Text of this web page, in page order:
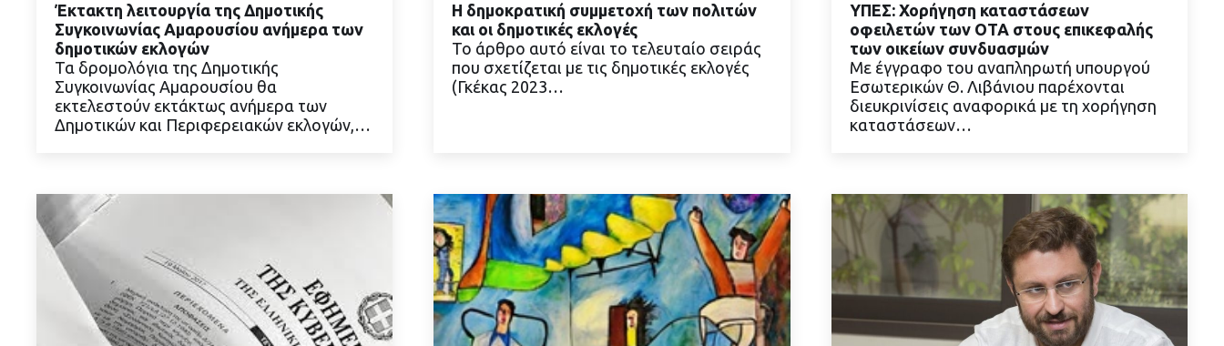
ΔΙΑΒΑΣΤΕ ΠΕΡΙΣΣΟΤΕΡΑ
Έκτακτη λειτουργία της Δημοτικής
Συγκοινωνίας Αμαρουσίου ανήμερα των
δημοτικών εκλογών
Τα δρομολόγια της Δημοτικής
Συγκοινωνίας Αμαρουσίου θα
εκτελεστούν εκτάκτως ανήμερα των
Δημοτικών και Περιφερειακών εκλογών,…
ΔΙΑΒΑΣΤΕ ΠΕΡΙΣΣΟΤΕΡΑ
Η δημοκρατική συμμετοχή των πολιτών
και οι δημοτικές εκλογές
Το άρθρο αυτό είναι το τελευταίο σειράς
που σχετίζεται με τις δημοτικές εκλογές
(Γκέκας 2023…
ΔΙΑΒΑΣΤΕ ΠΕΡΙΣΣΟΤΕΡΑ
ΥΠΕΣ: Χορήγηση καταστάσεων
οφειλετών των ΟΤΑ στους επικεφαλής
των οικείων συνδυασμών
Με έγγραφο του αναπληρωτή υπουργού
Εσωτερικών Θ. Λιβάνιου παρέχονται
διευκρινίσεις αναφορικά με τη χορήγηση
καταστάσεων…